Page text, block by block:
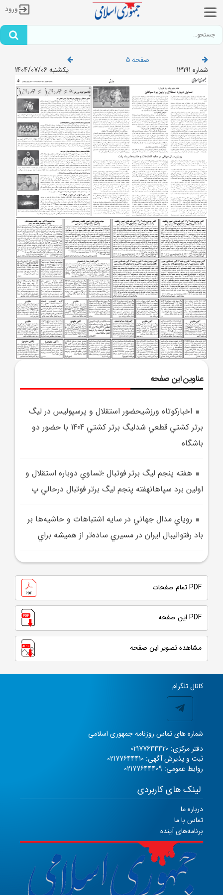
ورود
صفحه 5
شماره 13191
یکشنبه 1404/07/06
عناوین این صفحه
اخبارکوتاه ورزشيحضور استقلال و پرسپوليس در ليگ
برتر کشتي قطعي شدليگ برتر کشتي 1404 با حضور دو
باشگاه
هفته پنجم ليگ برتر فوتبال ؛تساوي دوباره استقلال و
اولين برد سپاهانهفته پنجم ليگ برتر فوتبال درحالي پ
روياي مدال جهاني در سايه اشتباهات و حاشيه‌ها بر
باد رفتواليبال ايران در مسيري ساده‌تر از هميشه براي
PDF تمام صفحات
PDF این صفحه
مشاهده تصویر این صفحه
کانال تلگرام
شماره های تماس روزنامه جمهوری اسلامی
دفتر مرکزی: 02177644420
ثبت و پذیرش آگهی: 02177644410
روابط عمومی: 02177644409
لینک های کاربردی
درباره ما
تماس با ما
برنامه‌های آینده